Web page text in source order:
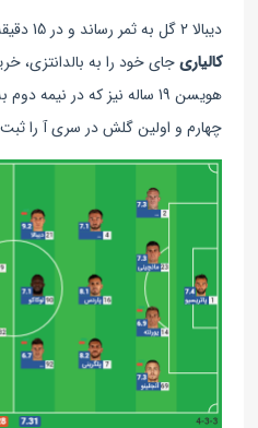
دیبالا 2 گل به ثمر رساند و در 15 دقیقه پایانی
کالیاریجای خود را به بالدانتزی،
هویسن 19 ساله نیز که در
چهارم و اولین گلش در سری آ را